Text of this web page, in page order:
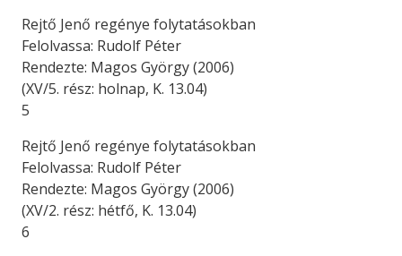
Rejtő Jenő regénye folytatásokban
Felolvassa: Rudolf Péter
Rendezte: Magos György (2006)
(XV/5. rész: holnap, K. 13.04)
5
Rejtő Jenő regénye folytatásokban
Felolvassa: Rudolf Péter
Rendezte: Magos György (2006)
(XV/2. rész: hétfő, K. 13.04)
6